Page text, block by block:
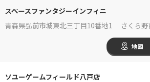
スペースファンタジーインフィニ
青森県弘前市城東北三丁目10番地1 さくら野
地図
ソユーゲームフィールド八戸店